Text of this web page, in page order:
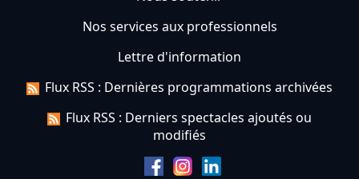
Nos services aux professionnels
Lettre d'information
Flux RSS : Dernières programmations archivées
Flux RSS : Derniers spectacles ajoutés ou
modifiés